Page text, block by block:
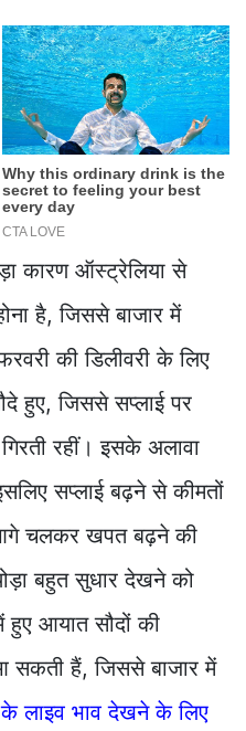
कारण ऑस्ट्रेलिया से
है, जिससे बाजार में
की डिलीवरी के लिए
हुए, जिससे सप्लाई पर
रहीं। इसके अलावा
सप्लाई बढ़ने से कीमतों
आगे चलकर खपत बढ़ने की
बहुत सुधार देखने को
हुए आयात सौदों की
सकती हैं, जिससे बाजार में
लाइव भाव देखने के लिए